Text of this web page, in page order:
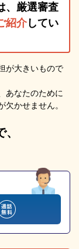
、厳選審査
紹介してい
が大きいもので
あなたのために
かせません。
、